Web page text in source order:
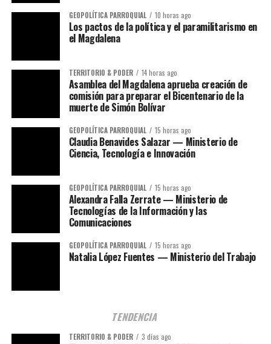
GEOPOLÍTICA PARROQUIAL 10 horas ago
Los pactos de la política y el paramilitarismo en
el Magdalena
TERRITORIO & PODER 14 horas ago
Asamblea del Magdalena aprueba creación de
comisión para preparar el Bicentenario de la
muerte de Simón Bolívar
GEOPOLÍTICA PARROQUIAL 15 horas ago
Claudia Benavides Salazar — Ministerio de
Ciencia, Tecnología e Innovación
GEOPOLÍTICA PARROQUIAL 15 horas ago
Alexandra Falla Zerrate — Ministerio de
Tecnologías de la Información y las
Comunicaciones
GEOPOLÍTICA PARROQUIAL 15 horas ago
Natalia López Fuentes — Ministerio del Trabajo
TENDENCIA
TERRITORIO & PODER 3 días ago